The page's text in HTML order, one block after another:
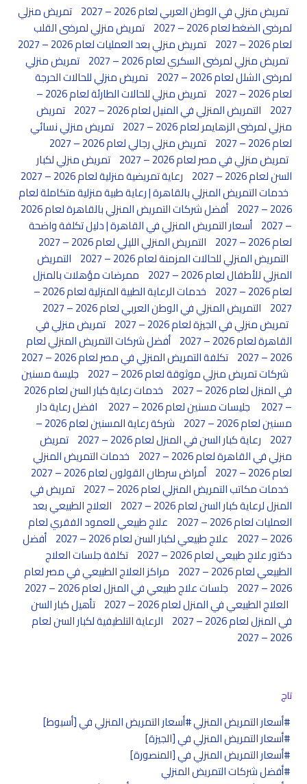
تمريض منزلي في الوطن العربي لعام 2026 – 2027
تمريض منزلي
لمرضى الضغط لعام 2026 – 2027
تمريض منزلي لمرضى القلب
لعام 2026 – 2027
تمريض منزلي بعد العمليات لعام 2026 – 2027
تمريض منزلي لمرضى السكري لعام 2026 – 2027
تمريض منزلي
لمرضى الشلل لعام 2026 – 2027
تمريض منزلي للحالات الحرجة
لعام 2026 – 2027
تمريض منزلي للحالات الطارئة لعام 2026 –
2027 التمريض المنزلي في المنيل لعام 2026 – 2027
تمريض
منزلي لمرضى الزهايمر لعام 2026 – 2027
تمريض منزلي نسائي
لعام 2026 – 2027
تمريض منزلي رجالي لعام 2026 – 2027
تمريض منزلي في مصر لعام 2026 – 2027
تمريض منزلي لكبار
السن لعام 2026 – 2027
رعاية تمريضية منزلية لعام 2026 – 2027
خدمات التمريض المنزلي بالقاهرة | رعاية طبية منزلية متكاملة لعام
2026 – 2027
أفضل شركات التمريض المنزلي بالقاهرة لعام 2026
– 2027
أسعار التمريض المنزلي في القاهرة | دليل تكلفة واضحة
لعام 2026 – 2027
التمريض المنزلي الليلي لعام 2026 – 2027
التمريض المنزلي للحالات المزمنة لعام 2026 – 2027
التمريض
المنزلي للأطفال لعام 2026 – 2027
ممرضات مؤهلات بالمنزل
لعام 2026 – 2027
خدمات الرعاية الطبية المنزلية لعام 2026 –
2027 التمريض المنزلي في الوطن العربي لعام 2026 – 2027
تمريض منزلي في الجيزة لعام 2026 – 2027
تمريض منزلي في
القاهرة لعام 2026 – 2027
أفضل شركات التمريض المنزلي لعام
2026 – 2027
تكلفة التمريض المنزلي في مصر لعام 2026 – 2027
شركات تمريض منزلي موثوقة لعام 2026 – 2027
جليسة مسنين
في المنزل لعام 2026 – 2027
خدمات رعاية كبار السن لعام 2026
– 2027
جليسات مسنين لعام 2026 – 2027
افضل رعاية دار
مسنين لعام 2026 – 2027
شركة رعاية المسنين لعام 2026 –
2027 رعاية كبار السن في المنزل لعام 2026 – 2027
تمريض
منزلي في القاهرة لعام 2026 – 2027
خدمات التمريض المنزلي
لعام 2026 – 2027
أمراض سرطان القولون لعام 2026 – 2027
خدمات مكاتب التمريض المنزلي لعام 2026 – 2027
تمريض في
المنزل لرعاية كبار السن لعام 2026 – 2027
العلاج الطبيعي بعد
العمليات لعام 2026 – 2027
علاج طبيعي للعمود الفقري لعام
2026 – 2027
علاج طبيعي لكبار السن لعام 2026 – 2027
أفضل
دكتور علاج طبيعي لعام 2026 – 2027
تكلفة جلسات العلاج
الطبيعي لعام 2026 – 2027
مراكز العلاج الطبيعي في مصر لعام
2026 – 2027
جلسات علاج طبيعي في المنزل لعام 2026 – 2027
العلاج الطبيعي في المنزل لعام 2026 – 2027
تأهيل كبار السن
في المنزل لعام 2026 – 2027
الرعاية التلطيفية لكبار السن لعام
2026 – 2027
تاج
أسعار التمريض المنزلي أسعار التمريض المنزلي في [أسيوط]
أسعار التمريض المنزلي في [الجيزة]
أسعار التمريض المنزلي في [المنصورة]
أفضل شركات التمريض المنزلي